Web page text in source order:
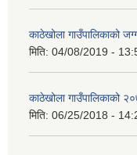
काठेखोला गाउँपालिकाको
मिति: 04/08/2019 -
काठेखोला गाउँपालिकाको
मिति: 06/25/2018 -